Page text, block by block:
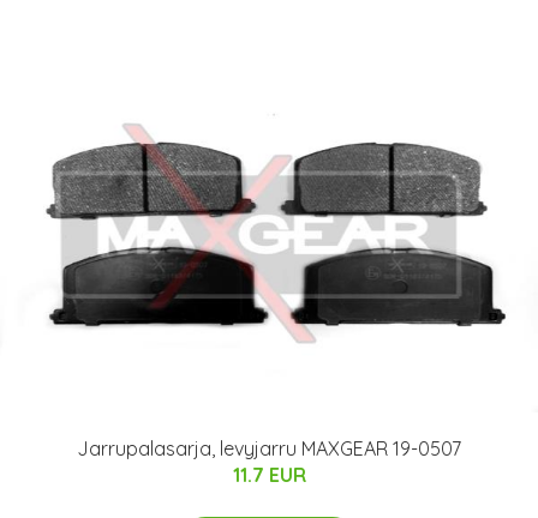
Jarrupalasarja, levyjarru MAXGEAR 19-0507
11.7 EUR